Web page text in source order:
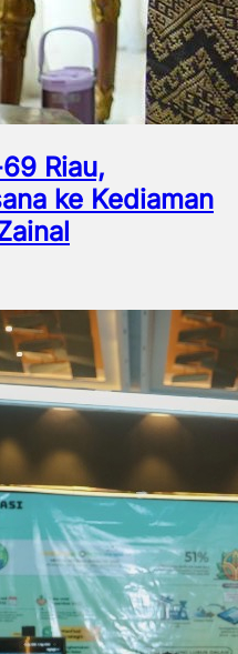
Riau,
ke Kediaman